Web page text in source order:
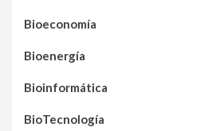
Bioeconomía
Bioenergía
Bioinformática
BioTecnología